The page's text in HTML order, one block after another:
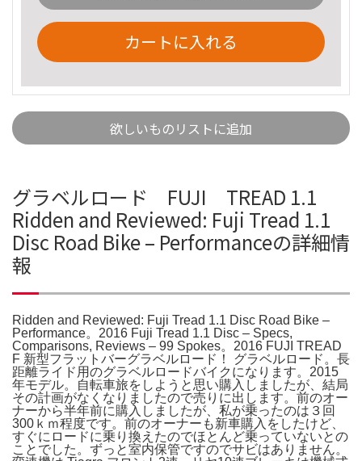
カートに入れる
欲しいものリストに追加
グラベルロード FUJI TREAD 1.1
Ridden and Reviewed: Fuji Tread 1.1
Disc Road Bike – Performanceの詳細情
報
Ridden and Reviewed: Fuji Tread 1.1 Disc Road Bike –
Performance。2016 Fuji Tread 1.1 Disc – Specs,
Comparisons, Reviews – 99 Spokes。2016 FUJI TREAD
F 新型フラットバーグラベルロード！ グラベルロード。長
距離ライド用のグラベルロードバイクになります。2015
年モデル。自転車旅をしようと思い購入しましたが、結局
その計画がなくなりましたので売りに出します。前のオー
ナーから半年前に購入しましたが、私が乗ったのは３回
300ｋｍ程度です。前のオーナーも新車購入をしたけど、
すぐにロードに乗り換えたのでほとんど乗っていないとの
ことでした。ずっと室内保管ですのでサビはありません。